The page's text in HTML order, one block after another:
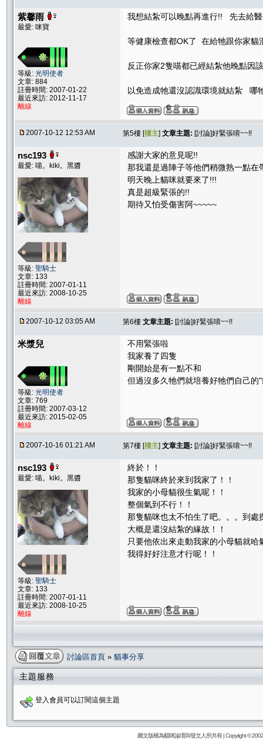
紫馨雨
最愛: 咪寶
等級: 光明使者
文章: 884
註冊時間: 2007-01-22
最近來訪: 2012-11-17
離線
我想結紮可以晚點再進行!! 先去給
等健康檢查都OK了 在給牠跟你家
反正你家2隻喵都已經結紮他晚點因
以免造成牠還沒認識環境就結紮
2007-10-12 12:53 AM 第5樓 [樓主] 文章主題: [討論]好緊張唷~~!!
nsc193
最愛: 喵。kiki。黑醬
等級: 聖騎士
文章: 133
註冊時間: 2007-01-11
最近來訪: 2008-10-25
離線
感謝大家的意見呢!!
那我還是過陣子等他們稍微熟一點在
明天晚上貓咪就要來了!!!
真是超級緊張的!!
期待又怕受傷害阿~~~~~
2007-10-12 03:05 AM 第6樓 文章主題: [討論]好緊張唷~~!!
米漿兒
等級: 光明使者
文章: 769
註冊時間: 2007-03-12
最近來訪: 2015-02-05
離線
不用緊張啦
我家養了四隻
剛開始是有一點不和
但過沒多久牠們就培養好牠們自己的
2007-10-16 01:21 AM 第7樓 [樓主] 文章主題: [討論]好緊張唷~~!!
nsc193
最愛: 喵。kiki。黑醬
等級: 聖騎士
文章: 133
註冊時間: 2007-01-11
最近來訪: 2008-10-25
離線
終於！！
那隻貓咪終於來到我家了！！
我家的小母貓很生氣呢！！
整個氣到不行！！
那隻貓咪也太不怕生了吧。。。到處
大概是還沒結紮的緣故！！
只要他依出來走動我家的小母貓就哈
我得好好注意才行呢！！
討論區首頁 » 貓事分享
主題服務
登入會員可以訂閱這個主題
圖文版權為貓咪論壇與發文人所共有 | Copyright ©